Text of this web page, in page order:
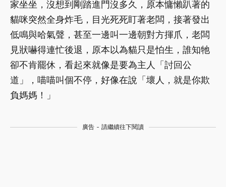
家坐坐，沒想到剛踏進門沒多久，原本慵懶趴著的
貓咪突然全身炸毛，目光死死盯著老闆，接著發出
低鳴與哈氣聲，甚至一邊叫一邊朝對方揮爪，老闆
見狀嚇得連忙後退，原本以為貓只是怕生，誰知牠
卻不肯罷休，看起來就像是要為主人「討回公
道」，喵喵叫個不停，好像在說「壞人，就是你欺
負媽媽！」
廣告 - 請繼續往下閱讀